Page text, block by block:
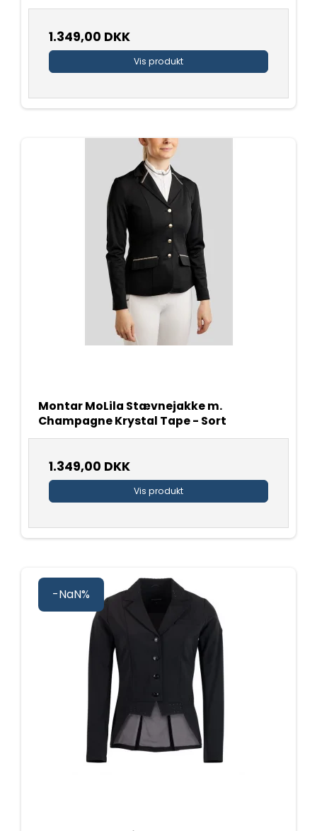
1.349,00 DKK
Vis produkt
Montar MoLila Stævnejakke m.
Champagne Krystal Tape - Sort
1.349,00 DKK
Vis produkt
-NaN%